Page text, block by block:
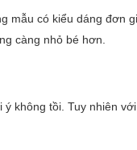
mẫu có kiểu dáng đơn
càng nhỏ bé hơn.
không tồi. Tuy nhiên